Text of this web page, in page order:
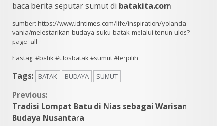
baca berita seputar sumut di batakita.com
sumber: https://www.idntimes.com/life/inspiration/yolanda-
vania/melestarikan-budaya-suku-batak-melalui-tenun-ulos?
page=all
hastag: #batik #ulosbatak #sumut #terpilih
Tags: BATAK BUDAYA SUMUT
Continue
Reading
Previous:
Tradisi Lompat Batu di Nias sebagai Warisan
Budaya Nusantara